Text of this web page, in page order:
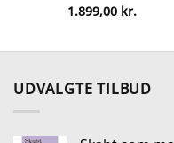
1.899,00 kr.
kr..
UDVALGTE TILBUD